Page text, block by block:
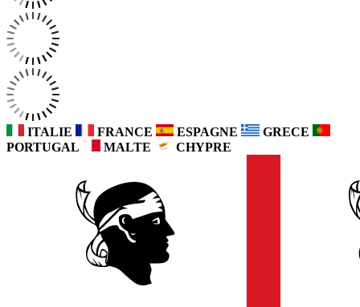
ITALIE FRANCE ESPAGNE
GRECE
PORTUGAL
MALTE CHYPRE